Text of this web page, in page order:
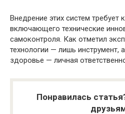
Внедрение этих систем требует
включающего технические
самоконтроля. Как отметил
технологии — лишь инструмент,
здоровье — личная
Понравилась